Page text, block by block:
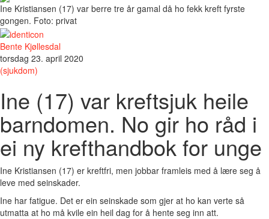
Ine Kristiansen (17) var berre tre år gamal då ho fekk kreft fyrste
gongen. Foto: privat
Bente Kjøllesdal
torsdag 23. april 2020
(sjukdom)
Ine (17) var kreftsjuk heile
barndomen. No gir ho råd i
ei ny krefthandbok for unge
Ine Kristiansen (17) er kreftfri, men jobbar framleis med å lære seg å
leve med seinskader.
Ine har fatigue. Det er ein seinskade som gjer at ho kan verte så
utmatta at ho må kvile ein heil dag for å hente seg inn att.